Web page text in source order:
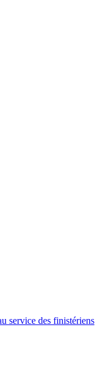
service des finistériens